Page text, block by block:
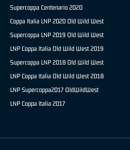
Supercoppa Centenario 2020
Coppa Italia LNP 2020 Old Wild West
Supercoppa LNP 2019 Old Wild West
LNP Coppa Italia Old Wild West 2019
Supercoppa LNP 2018 Old Wild West
LNP Coppa Italia Old Wild West 2018
LNP Supercoppa2017 OldWildWest
LNP Coppa Italia 2017